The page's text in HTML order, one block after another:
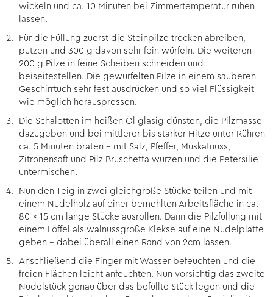
wickeln und ca. 10 Minuten bei Zimmertemperatur ruhen
lassen.
Für die Füllung zuerst die Steinpilze trocken abreiben,
putzen und 300 g davon sehr fein würfeln. Die weiteren
200 g Pilze in feine Scheiben schneiden und
beiseitestellen. Die gewürfelten Pilze in einem sauberen
Geschirrtuch sehr fest ausdrücken und so viel Flüssigkeit
wie möglich herauspressen.
Die Schalotten im heißen Öl glasig dünsten, die Pilzmasse
dazugeben und bei mittlerer bis starker Hitze unter Rühren
ca. 5 Minuten braten – mit Salz, Pfeffer, Muskatnuss,
Zitronensaft und Pilz Bruschetta würzen und die Petersilie
untermischen.
Nun den Teig in zwei gleichgroße Stücke teilen und mit
einem Nudelholz auf einer bemehlten Arbeitsfläche in ca.
80 x 15 cm lange Stücke ausrollen. Dann die Pilzfüllung mit
einem Löffel als walnussgroße Klekse auf eine Nudelplatte
geben – dabei überall einen Rand von 2cm lassen.
Anschließend die Finger mit Wasser befeuchten und die
freien Flächen leicht anfeuchten. Nun vorsichtig das zweite
Nudelstück genau über das befüllte Stück legen und die